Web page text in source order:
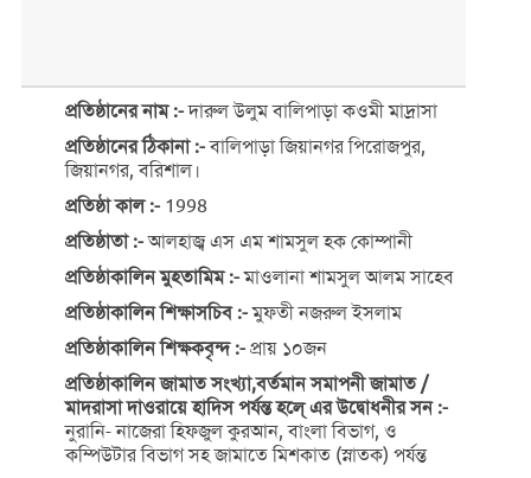
প্রতিষ্ঠানের নাম :-দারুল উলুম বালিপাড়া কওমী মাদ্রাসা
প্রতিষ্ঠানের ঠিকানা :-বালিপাড়া জিয়ানগর পিরোজপুর,
জিয়ানগর, বরিশাল।
প্রতিষ্ঠা কাল :- 1998
প্রতিষ্ঠাতা :-আলহাজ্ব এস এম শামসুল হক কোম্পানী
প্রতিষ্ঠাকালিন মুহতামিম :-মাওলানা শামসুল আলম সাহেব
প্রতিষ্ঠাকালিন শিক্ষাসচিব :-মুফতী নজরুল ইসলাম
প্রতিষ্ঠাকালিন শিক্ষকবৃন্দ :- প্রায় ১০জন
প্রতিষ্ঠাকালিন জামাত সংখ্যা,বর্তমান সমাপনী জামাত /
মাদরাসা দাওরায়ে হাদিস পর্যন্ত হলে্ এর উদ্বোধনীর সন :-
নুরানি- নাজেরা হিফজুল কুরআন, বাংলা বিভাগ, ও
কম্পিউটার বিভাগ সহ জামাতে মিশকাত (স্নাতক) পর্যন্ত